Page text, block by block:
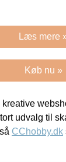
Læs mere
Køb nu »
udvalg til
CChobby.dk